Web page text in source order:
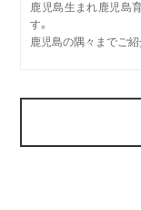
鹿児島生まれ鹿児島
す。
鹿児島の隅々までご紹